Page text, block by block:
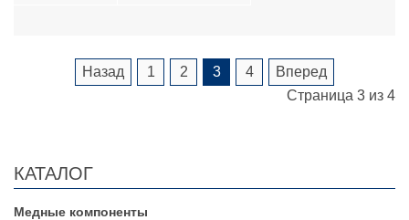
Назад 1 2 3 4
Вперед
Страница 3 из 4
КАТАЛОГ
Медные компоненты